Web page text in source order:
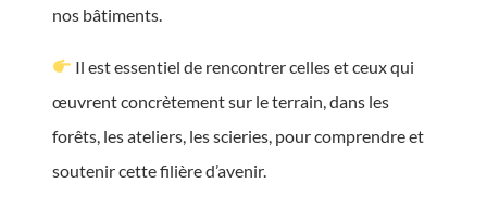
nos bâtiments.
Il est essentiel de rencontrer celles et ceux qui
œuvrent concrètement sur le terrain, dans les
forêts, les ateliers, les scieries, pour comprendre et
soutenir cette filière d’avenir.